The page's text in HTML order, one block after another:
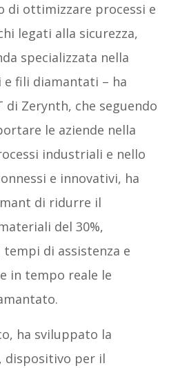
di ottimizzare processi e
legati alla sicurezza,
specializzata nella
fili diamantati – ha
di Zerynth, che seguendo
le aziende nella
industriali e nello
e innovativi, ha
di ridurre il
del 30%,
di assistenza e
in tempo reale le
ha sviluppato la
dispositivo per il